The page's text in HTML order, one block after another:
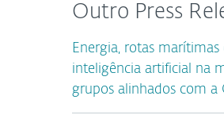
Outro Press
Energia, rotas marítimas
inteligência artificial na
grupos alinhados com a